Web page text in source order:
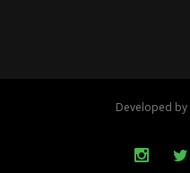
Developed by